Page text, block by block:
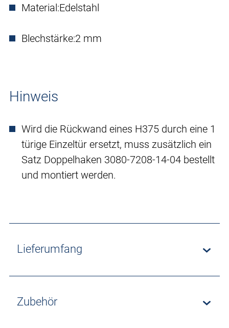
Material:Edelstahl
Blechstärke:2 mm
Hinweis
Wird die Rückwand eines H375 durch eine 1
türige Einzeltür ersetzt, muss zusätzlich ein
Satz Doppelhaken 3080-7208-14-04 bestellt
und montiert werden.
Lieferumfang
Zubehör